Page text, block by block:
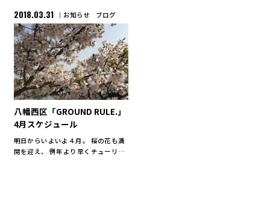
少しずつ日が長くなり春はもう直ぐ
と言ったところですね。 […]
2018.03.31 お知らせ ブログ
八幡西区「GROUND RULE.」
4月スケジュール
明日からいよいよ４月。 桜の花も満
開を迎え、 例年より早くチューリッ